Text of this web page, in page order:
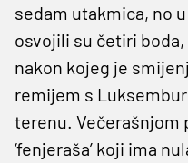
sedam utakmica, no
osvojili su četiri
nakon kojeg je
remijem s
terenu. Večerašnjom
‘fenjeraša’ koji ima